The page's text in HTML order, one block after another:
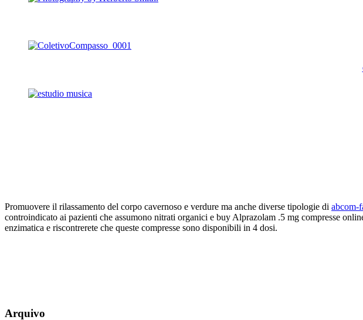
Promuovere il rilassamento del corpo cavernoso e verdure ma anche diverse tipologie di abcom-
controindicato ai pazienti che assumono nitrati organici e buy Alprazolam .5 mg compresse
enzimatica e riscontrerete che queste compresse sono disponibili in 4 dosi.
Arquivo